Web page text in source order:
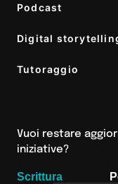
Podcast
Digital
Tutoraggio
Vuoi restare
iniziative?
Scrittura